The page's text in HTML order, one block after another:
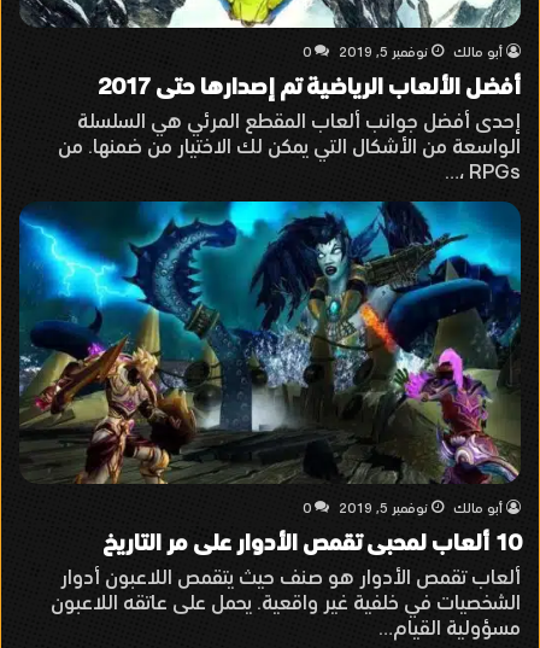
أبو مالك نوفمبر 5, 2019 0
أفضل الألعاب الرياضية تم إصدارها حتى 2017
إحدى أفضل جوانب ألعاب المقطع المرئي هي السلسلة
الواسعة من الأشكال التي يمكن لك الاختيار من ضمنها. من
RPGs ،…
أبو مالك نوفمبر 5, 2019 0
10 ألعاب لمحبى تقمص الأدوار على مر التاريخ
ألعاب تقمص الأدوار هو صنف حيث يتقمص اللاعبون أدوار
الشخصيات في خلفية غير واقعية. يحمل على عاتقه اللاعبون
مسؤولية القيام…